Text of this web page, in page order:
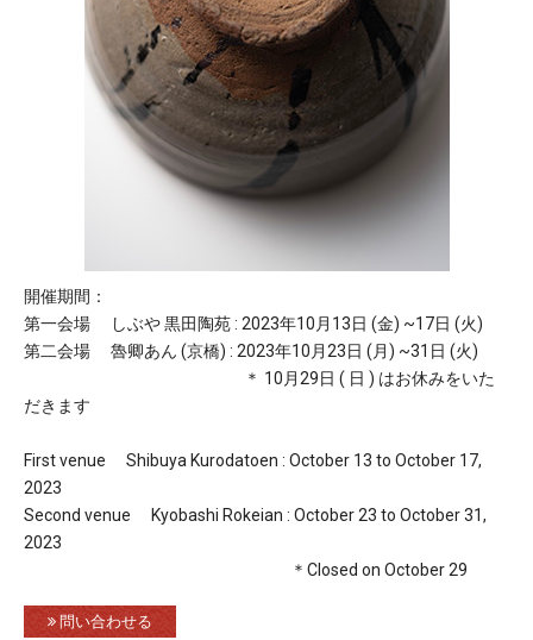
開催期間：
第一会場 しぶや 黒田陶苑 : 2023年10月13日 (金) ~17日 (火)
第二会場 魯卿あん (京橋) : 2023年10月23日 (月) ~31日 (火)
＊ 10月29日 ( 日 ) はお休みをいた
だきます
First venue Shibuya Kurodatoen : October 13 to October 17,
2023
Second venue Kyobashi Rokeian : October 23 to October 31,
2023
＊Closed on October 29
問い合わせる